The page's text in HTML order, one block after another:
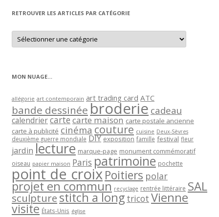
RETROUVER LES ARTICLES PAR CATÉGORIE
Retrouver
les
articles
MON NUAGE…
allégorie art contemporain art trading card ATC
bande dessinéebroderie cadeau
calendriercartecarte maison carte postale ancienne
carte à publicité cinéma couture cuisine Deux-Sèvres
deuxième guerre mondiale DIY exposition famille festival fleur
jardin lecture marque-page monument commémoratif
oiseau papier maison Paris patrimoine pochette
point de croixPoitiers polar
projet en commun recyclage rentrée littéraire SAL
sculpturestitch a long tricot Vienne
visite États-Unis église